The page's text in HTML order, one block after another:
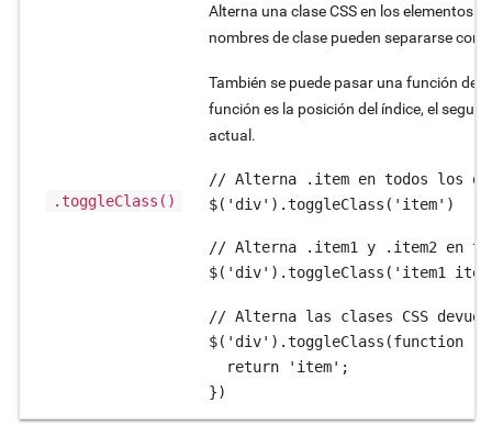
.toggleClass()
Alterna una clase CSS en los elementos
nombres de clase pueden separarse con
También se puede pasar una función de
función es la posición del índice, el
actual.
// Alterna .item en todos los
$('div').toggleClass('item')
// Alterna .item1 y .item2 en
$('div').toggleClass('item1
// Alterna las clases CSS
$('div').toggleClass(function
  return 'item';
})